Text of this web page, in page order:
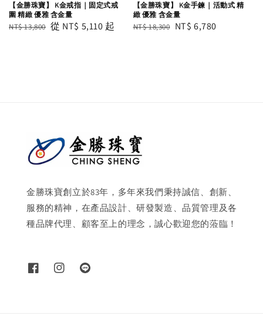
【金勝珠寶】 K金戒指｜固定式戒
圍 精緻 優雅 含金量
Regular
NT$ 13,800 Sale
從 NT$ 5,110 起
【金勝珠寶】 K金手鍊｜活動式 精
緻 優雅 含金量
Regular
NT$ 18,300 Sale
NT$ 6,780
金勝珠寶創立於83年，多年來我們秉持誠信、創新、
服務的精神，在產品設計、研發製造、品質管理及各
種品牌代理、顧客至上的理念，誠心歡迎您的蒞臨！